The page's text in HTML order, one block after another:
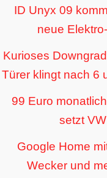
ID Unyx 09
neue
Kurioses
Türer klingt nach 6
99 Euro
setzt
Google Home
Wecker und